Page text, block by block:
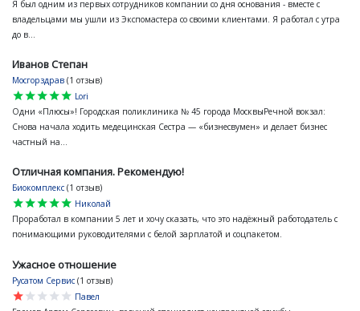
Я был одним из первых сотрудников компании со дня основания - вместе с
владельцами мы ушли из Экспомастера со своими клиентами. Я работал с утра
до в...
Иванов Степан
Мосгорздрав (1 отзыв)
star
star
star
star
star
Lori
Одни «Плюсы»! Городская поликлиника № 45 города МосквыРечной вокзал:
Снова начала ходить медецинская Сестра — «бизнесвумен» и делает бизнес
частный на...
Отличная компания. Рекомендую!
Биокомплекс (1 отзыв)
star
star
star
star
star
Николай
Проработал в компании 5 лет и хочу сказать, что это надёжный работодатель с
понимающими руководителями с белой зарплатой и соцпакетом.
Ужасное отношение
Русатом Сервис (1 отзыв)
star
star
star
star
star
Павел